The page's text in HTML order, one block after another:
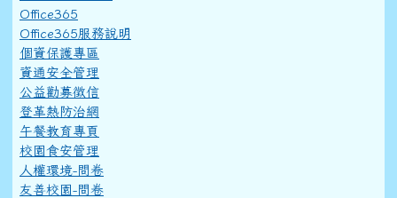
Office365
Office365服務說明
個資保護專區
資通安全管理
公益勸募徵信
登革熱防治網
午餐教育專頁
校園食安管理
人權環境-問卷
友善校園-問卷